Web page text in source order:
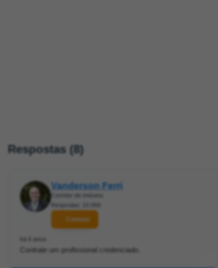
Respostas (8)
Vanderson Ferri
Contatar
Contrate um profissional credenciado.